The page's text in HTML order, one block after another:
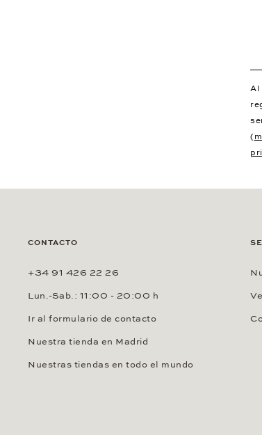
Al
(
CONTACTO
+34 91 426 22 26
Lun.-Sab.: 11:00 - 20:00 h
Ir al formulario de contacto
Nuestra tienda en Madrid
Nuestras tiendas en todo el mundo